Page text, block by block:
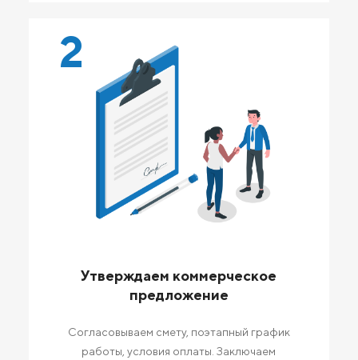
2
Утверждаем коммерческое
предложение
Согласовываем смету, поэтапный график
работы, условия оплаты. Заключаем